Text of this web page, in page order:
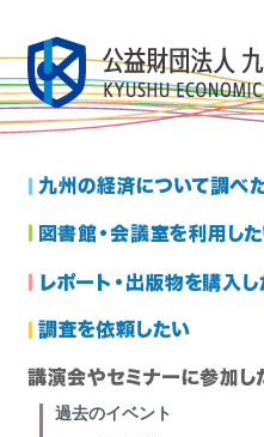
過去のイベント